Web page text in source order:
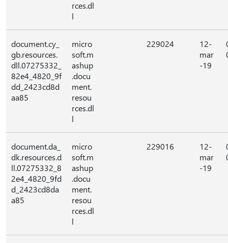
rces.dl
l
document.cy_
gb.resources.
dll.07275332_
82e4_4820_9f
dd_2423cd8d
aa85
micro
soft.m
ashup
.docu
ment.
resou
rces.dl
l
229024
12-
mar
-19
document.da_
dk.resources.d
ll.07275332_8
2e4_4820_9fd
d_2423cd8da
a85
micro
soft.m
ashup
.docu
ment.
resou
rces.dl
l
229016
12-
mar
-19